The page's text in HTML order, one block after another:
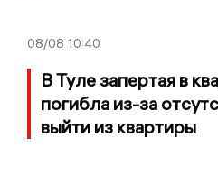
08/08 10:40
В Туле запертая в
погибла из-за
выйти из квартиры